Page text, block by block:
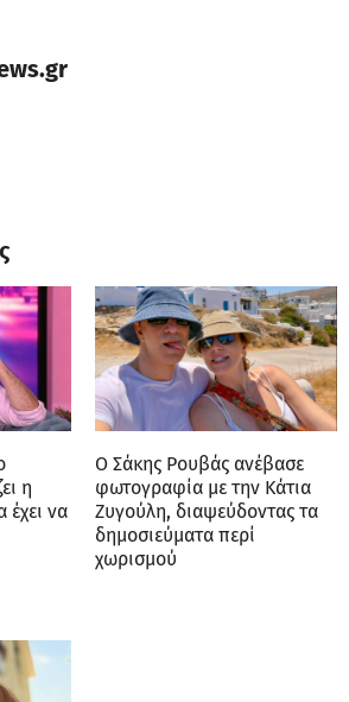
η
έχει να
Ο Σάκης Ρουβάς ανέβασε
φωτογραφία με την Κάτια
Ζυγούλη, διαψεύδοντας τα
δημοσιεύματα περί
χωρισμού